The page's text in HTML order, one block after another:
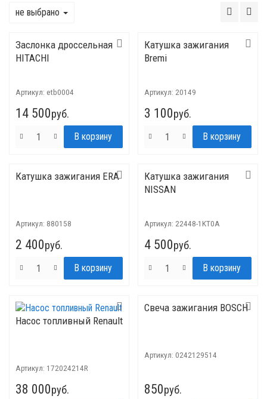
не выбрано
Заслонка дроссельная
HITACHI
Артикул: etb0004
14 500руб.
Катушка зажигания
Bremi
Артикул: 20149
3 100руб.
Катушка зажигания ERA
Артикул: 880158
2 400руб.
Катушка зажигания
NISSAN
Артикул: 22448-1KT0A
4 500руб.
Насос топливный Renault
Артикул: 172024214R
38 000руб.
Свеча зажигания BOSCH
Артикул: 0242129514
850руб.